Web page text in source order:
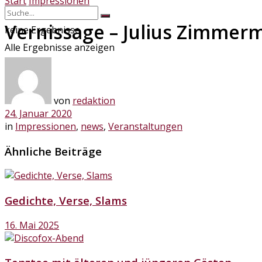
keine Ergebnisse
Alle Ergebnisse anzeigen
Vernissage – Julius
von redaktion
24. Januar 2020
in Impressionen, news, Veranstaltungen
Ähnliche Beiträge
Gedichte, Verse, Slams
16. Mai 2025